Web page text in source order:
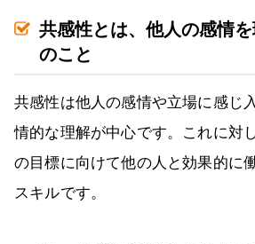
共感性とは、他人の感情
のこと
共感性は他人の感情や立場に感じ
情的な理解が中心です。これに対
の目標に向けて他の人と効果的に
スキルです。